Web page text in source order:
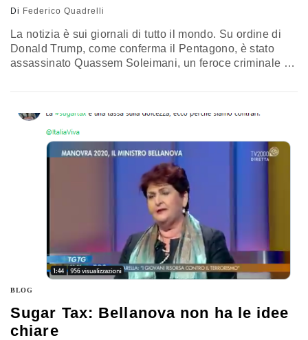
Di Federico Quadrelli
La notizia è sui giornali di tutto il mondo. Su ordine di
Donald Trump, come conferma il Pentagono, è stato
assassinato Quassem Soleimani, un feroce criminale al
questo modo.…
BLOG
Sugar Tax: Bellanova non ha le idee
chiare